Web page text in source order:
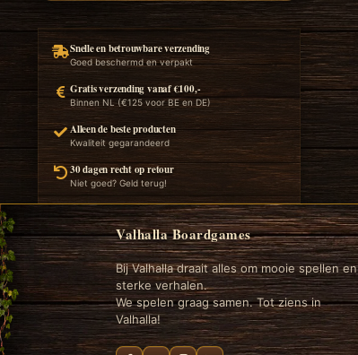
Snelle en betrouwbare verzending
Goed beschermd en verpakt
Gratis verzending vanaf €100,-
Binnen NL (€125 voor BE en DE)
Alleen de beste producten
Kwaliteit gegarandeerd
30 dagen recht op retour
Niet goed? Geld terug!
Valhalla Boardgames
Bij Valhalla draait alles om mooie spellen en
sterke verhalen.
We spelen graag samen. Tot ziens in
Valhalla!